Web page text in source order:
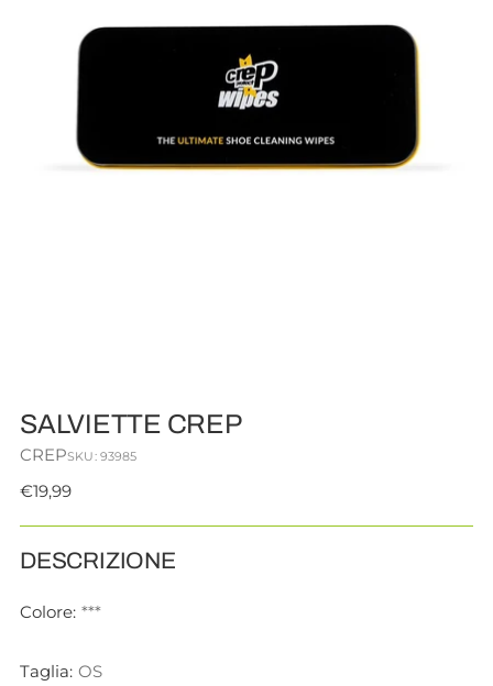
SALVIETTE CREP
CREPSKU: 93985
Prezzo
€19,99
DESCRIZIONE
Colore: ***
Taglia: OS